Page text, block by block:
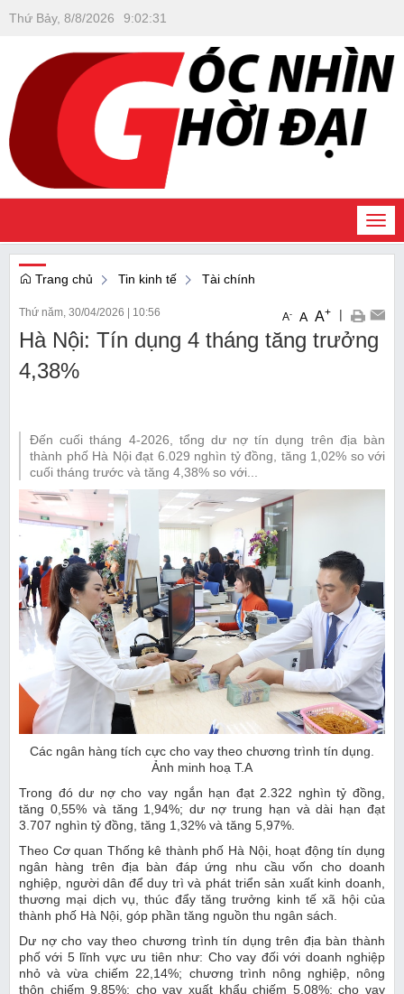
Thứ Bảy, 8/8/2026 9:02:32
Trang chủ Tin kinh tế Tài chính
Thứ năm, 30/04/2026 10:56 A- A A+ |
Hà Nội: Tín dụng 4 tháng tăng trưởng
4,38%
Đến cuối tháng 4-2026, tổng dư nợ tín dụng trên địa bàn
thành phố Hà Nội đạt 6.029 nghìn tỷ đồng, tăng 1,02% so với
cuối tháng trước và tăng 4,38% so với...
Các ngân hàng tích cực cho vay theo chương trình tín dụng.
Ảnh minh hoạ T.A
Trong đó dư nợ cho vay ngắn hạn đạt 2.322 nghìn tỷ đồng,
tăng 0,55% và tăng 1,94%; dư nợ trung hạn và dài hạn đạt
3.707 nghìn tỷ đồng, tăng 1,32% và tăng 5,97%.
Theo Cơ quan Thống kê thành phố Hà Nội, hoạt động tín dụng
ngân hàng trên địa bàn đáp ứng nhu cầu vốn cho doanh
nghiệp, người dân để duy trì và phát triển sản xuất kinh doanh,
thương mại dịch vụ, thúc đẩy tăng trưởng kinh tế xã hội của
thành phố Hà Nội, góp phần tăng nguồn thu ngân sách.
Dư nợ cho vay theo chương trình tín dụng trên địa bàn thành
phố với 5 lĩnh vực ưu tiên như: Cho vay đối với doanh nghiệp
nhỏ và vừa chiếm 22,14%; chương trình nông nghiệp, nông
thôn chiếm 9,85%; cho vay xuất khẩu chiếm 5,08%; cho vay